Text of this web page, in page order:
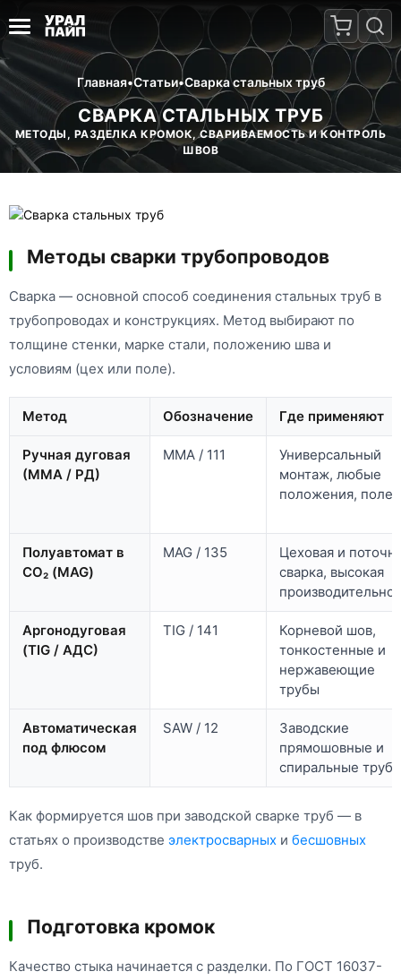
Главная•Статьи•Сварка стальных труб
СВАРКА СТАЛЬНЫХ ТРУБ
МЕТОДЫ, РАЗДЕЛКА КРОМОК, СВАРИВАЕМОСТЬ И КОНТРОЛЬ
ШВОВ
Методы сварки трубопроводов
Сварка — основной способ соединения стальных труб в
трубопроводах и конструкциях. Метод выбирают по
толщине стенки, марке стали, положению шва и
условиям (цех или поле).
Метод Обозначение Где применяют
Ручная дуговая
(ММА / РД)
MMA / 111
Универсальный
монтаж, любые
положения, поле
Полуавтомат в
СО₂ (MAG)
MAG / 135
Цеховая и
сварка, высокая
Аргонодуговая
(TIG / АДС)
TIG / 141
Корневой шов,
тонкостенные и
нержавеющие
трубы
Автоматическая
под флюсом
SAW / 12
Заводские
прямошовные и
спиральные
Как формируется шов при заводской сварке труб — в
статьях о производстве электросварных и бесшовных
труб.
Подготовка кромок
Качество стыка начинается с разделки. По ГОСТ 16037-